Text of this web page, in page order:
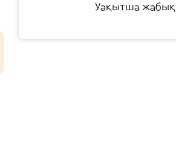
Уақытша жабық